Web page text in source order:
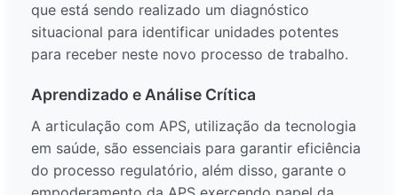
que está sendo realizado um diagnóstico
situacional para identificar unidades potentes
para receber neste novo processo de trabalho.
Aprendizado e Análise Crítica
A articulação com APS, utilização da tecnologia
em saúde, são essenciais para garantir eficiência
do processo regulatório, além disso, garante o